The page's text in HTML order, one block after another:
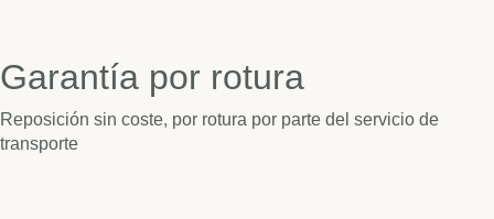
Garantía por rotura
Reposición sin coste, por rotura por parte del servicio de
transporte